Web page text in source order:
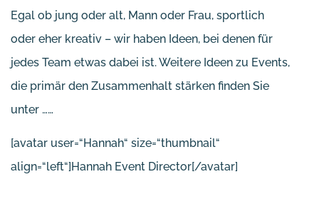
Egal ob jung oder alt, Mann oder Frau, sportlich
oder eher kreativ – wir haben Ideen, bei denen für
jedes Team etwas dabei ist. Weitere Ideen zu Events,
die primär den Zusammenhalt stärken finden Sie
unter ……
[avatar user=“Hannah“ size=“thumbnail“
align=“left“]Hannah Event Director[/avatar]